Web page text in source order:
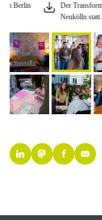
Der Transformathon fand am
Neukölln statt. Fotos: Ralf